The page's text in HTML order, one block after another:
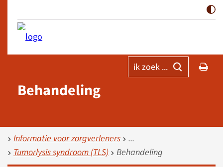
ik zoek ...
Behandeling
Informatie voor zorgverleners
Tumorlysis syndroom (TLS)
Behandeling